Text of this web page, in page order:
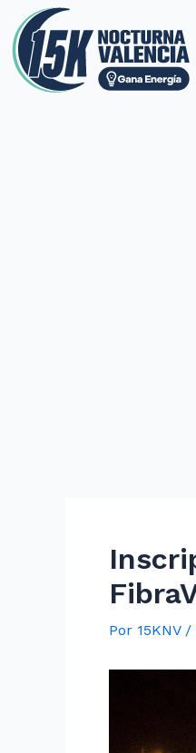
Por 15KNV /